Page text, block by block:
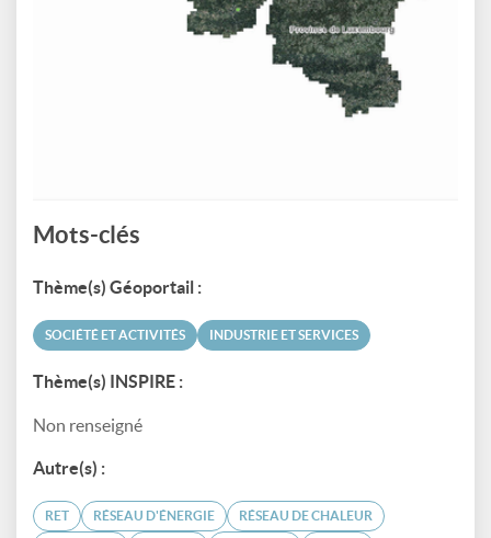
Mots-clés
Thème(s) Géoportail :
SOCIÉTÉ ET ACTIVITÉS INDUSTRIE ET SERVICES
Thème(s) INSPIRE :
Non renseigné
Autre(s) :
RET RÉSEAU D'ÉNERGIE RÉSEAU DE CHALEUR